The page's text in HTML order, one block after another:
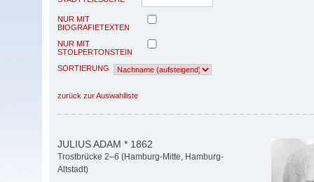
NUR MIT
BIOGRAFIETEXTEN
NUR MIT
STOLPERTONSTEIN
SORTIERUNG
zurück zur Auswahlliste
JULIUS ADAM * 1862
Trostbrücke 2–6 (Hamburg-Mitte, Hamburg-
Altstadt)